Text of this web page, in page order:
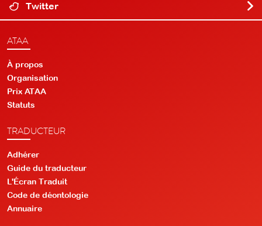
Twitter
ATAA
À propos
Organisation
Prix ATAA
Statuts
TRADUCTEUR
Adhérer
Guide du traducteur
L'Écran Traduit
Code de déontologie
Annuaire